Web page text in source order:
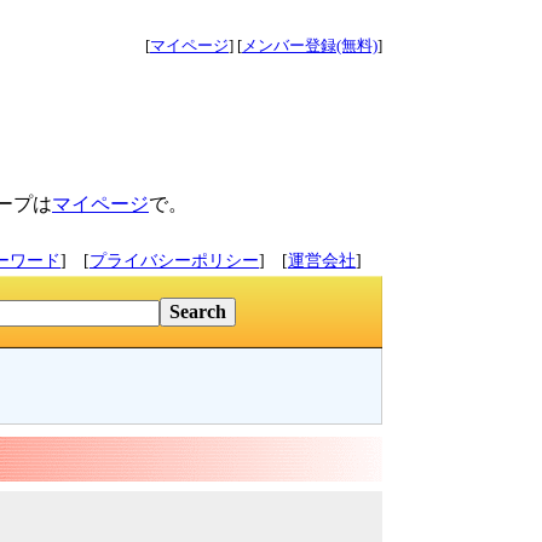
[マイページ] [メンバー登録(無料)]
プはマイページで。
ワード] [プライバシーポリシー] [運営会社]